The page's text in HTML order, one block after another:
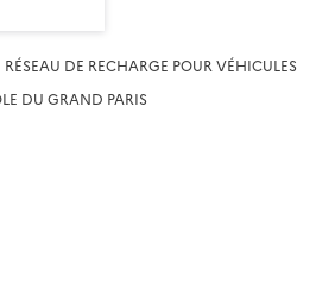
RÉSEAU DE RECHARGE POUR VÉHICULES
DU GRAND PARIS